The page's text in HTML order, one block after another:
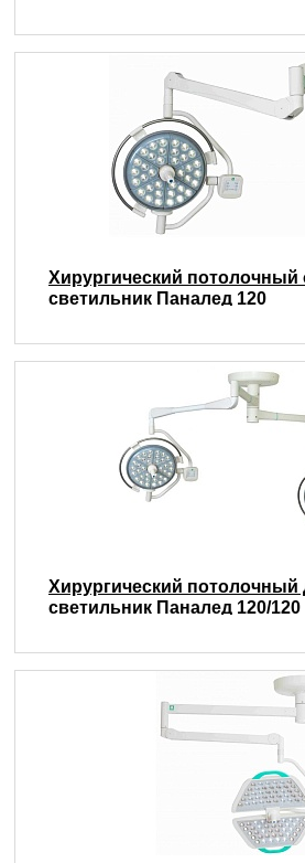
Хирургический
светильник Паналед 120
Хирургический
светильник Паналед 120/120